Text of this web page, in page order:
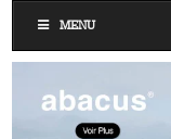
MENU